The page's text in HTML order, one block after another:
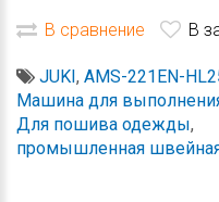
В сравнение В
JUKI, AMS-221EN-
Машина для
Для пошива одежды,
промышленная